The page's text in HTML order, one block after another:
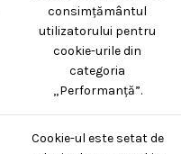
consimțământul
utilizatorului pentru
cookie-urile din
categoria
„Performanță”.
Cookie-ul este setat de